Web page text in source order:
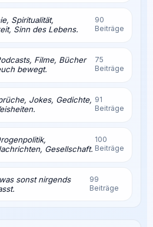
Spiritualität,
Sinn des Lebens.
90
Beiträge
Filme, Bücher
bewegt.
75
Beiträge
Jokes, Gedichte, 91
Beiträge
Gesellschaft.
100
Beiträge
sonst nirgends
99
Beiträge